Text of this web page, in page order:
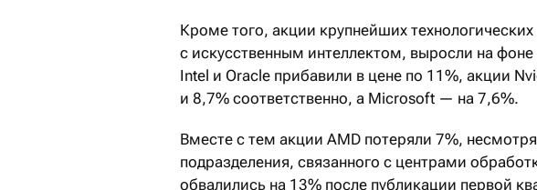
Кроме того, акции крупнейших
с искусственным интеллектом, выросли на фоне
Intel и Oracle прибавили в цене по 11%, акции
и 8,7% соответственно, а Microsoft — на 7,6%.
Вместе с тем акции AMD потеряли 7%,
подразделения, связанного с центрами
обвалились на 13% после публикации первой